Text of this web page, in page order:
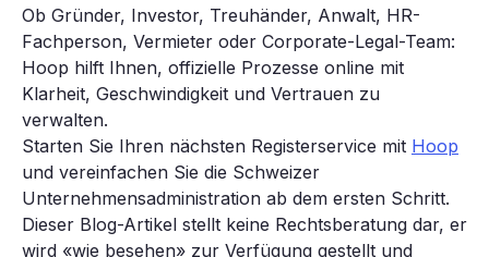
Ob Gründer, Investor, Treuhänder, Anwalt, HR-
Fachperson, Vermieter oder Corporate-Legal-Team:
Hoop hilft Ihnen, offizielle Prozesse online mit
Klarheit, Geschwindigkeit und Vertrauen zu
verwalten.
Starten Sie Ihren nächsten Registerservice mit Hoop
und vereinfachen Sie die Schweizer
Unternehmensadministration ab dem ersten Schritt.
Dieser Blog-Artikel stellt keine Rechtsberatung dar, er
wird «wie besehen» zur Verfügung gestellt und